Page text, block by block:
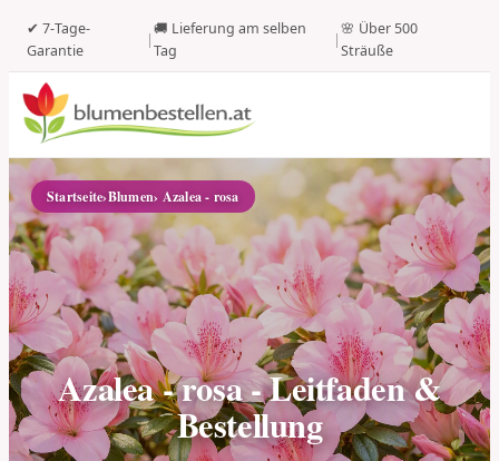
✔ 7-Tage-
Garantie
|
🚚 Lieferung am selben
Tag
|
🌸 Über 500
Sträuße
Startseite›Blumen› Azalea - rosa
Azalea - rosa - Leitfaden &
Bestellung